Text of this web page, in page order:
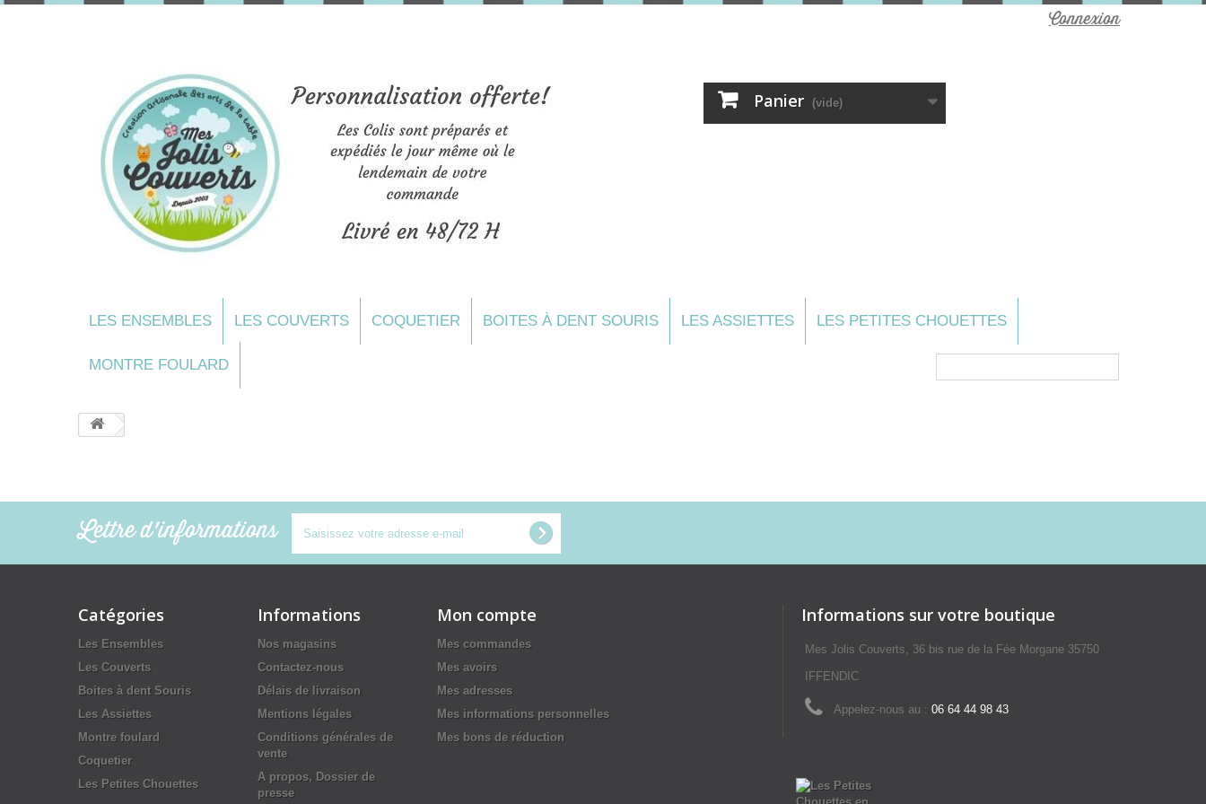
Connexion
Panier (vide)
LES ENSEMBLES LES COUVERTS COQUETIER BOITES À DENT SOURIS LES ASSIETTES LES PETITES CHOUETTES
MONTRE FOULARD
Lettre d'informations
Catégories
Les Ensembles
Les Couverts
Boites à dent Souris
Les Assiettes
Montre foulard
Coquetier
Les Petites Chouettes
Informations
Nos magasins
Contactez-nous
Délais de livraison
Mentions légales
Conditions générales de
vente
A propos, Dossier de
presse
Mon compte
Mes commandes
Mes avoirs
Mes adresses
Mes informations personnelles
Mes bons de réduction
Informations sur votre boutique
Mes Jolis Couverts, 36 bis rue de la Fée Morgane 35750
IFFENDIC
Appelez-nous au : 06 64 44 98 43